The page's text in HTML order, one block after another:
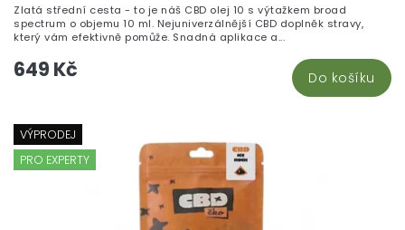
649 Kč Do košíku
Zlatá střední cesta - to je náš CBD olej 10 s výtažkem broad
spectrum o objemu 10 ml. Nejuniverzálnější CBD doplněk stravy,
který vám efektivně pomůže. Snadná aplikace a...
VÝPRODEJ
PRO EXPERTY